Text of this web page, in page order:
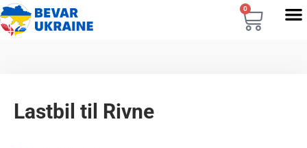
0
Lastbil til Rivne